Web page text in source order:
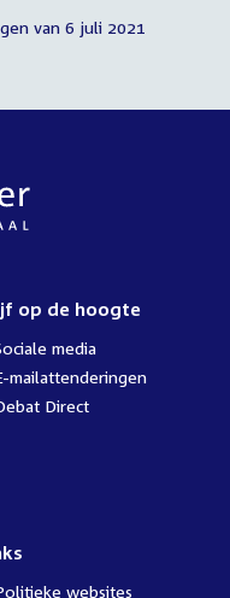
van 6 juli 2021
op de hoogte
media
mailattenderingen
Direct
websites